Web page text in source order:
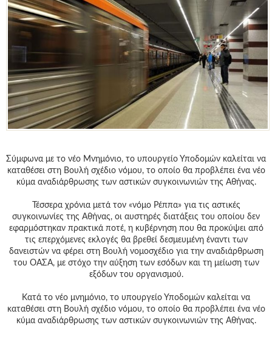
-
Επισκέπτη!
Σύνδεση
Εγγραφή
Σύμφωνα με το νέο Μνημόνιο, το υπουργείο Υποδομών καλείται να
καταθέσει στη Βουλή σχέδιο νόμου, το οποίο θα προβλέπει ένα νέο
κύμα αναδιάρθρωσης των αστικών συγκοινωνιών της Αθήνας.
Τέσσερα χρόνια μετά τον «νόμο Ρέππα» για τις αστικές
συγκοινωνίες της Αθήνας, οι αυστηρές διατάξεις του οποίου δεν
εφαρμόστηκαν πρακτικά ποτέ, η κυβέρνηση που θα προκύψει από
τις επερχόμενες εκλογές θα βρεθεί δεσμευμένη έναντι των
δανειστών να φέρει στη Βουλή νομοσχέδιο για την αναδιάρθρωση
του ΟΑΣΑ, με στόχο την αύξηση των εσόδων και τη μείωση των
εξόδων του οργανισμού.
Κατά το νέο μνημόνιο, το υπουργείο Υποδομών καλείται να
καταθέσει στη Βουλή σχέδιο νόμου, το οποίο θα προβλέπει ένα νέο
κύμα αναδιάρθρωσης των αστικών συγκοινωνιών της Αθήνας.